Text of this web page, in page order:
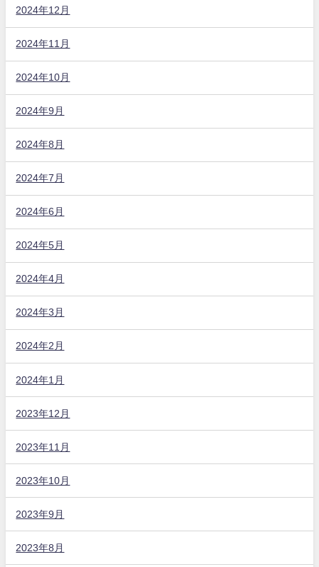
2024年12月
2024年11月
2024年10月
2024年9月
2024年8月
2024年7月
2024年6月
2024年5月
2024年4月
2024年3月
2024年2月
2024年1月
2023年12月
2023年11月
2023年10月
2023年9月
2023年8月